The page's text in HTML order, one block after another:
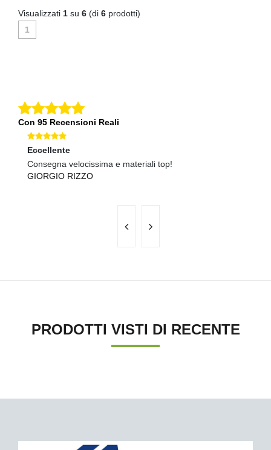
Visualizzati 1 su 6 (di 6 prodotti)
1
Con 95 Recensioni Reali
Eccellente
Consegna velocissima e materiali top!
GIORGIO RIZZO
PRODOTTI VISTI DI RECENTE